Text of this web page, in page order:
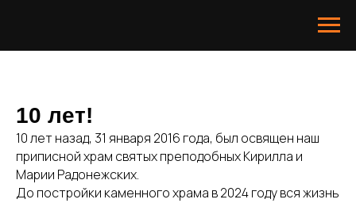
10 лет!
10 лет назад, 31 января 2016 года, был освящен наш
приписной храм святых преподобных Кирилла и
Марии Радонежских.
До постройки каменного храма в 2024 году вся жизнь